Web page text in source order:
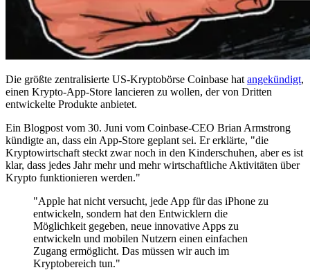
Die größte zentralisierte US-Kryptobörse Coinbase hat angekündigt,
einen Krypto-App-Store lancieren zu wollen, der von Dritten
entwickelte Produkte anbietet.
Ein Blogpost vom 30. Juni vom Coinbase-CEO Brian Armstrong
kündigte an, dass ein App-Store geplant sei. Er erklärte, "die
Kryptowirtschaft steckt zwar noch in den Kinderschuhen, aber es ist
klar, dass jedes Jahr mehr und mehr wirtschaftliche Aktivitäten über
Krypto funktionieren werden."
"Apple hat nicht versucht, jede App für das iPhone zu
entwickeln, sondern hat den Entwicklern die
Möglichkeit gegeben, neue innovative Apps zu
entwickeln und mobilen Nutzern einen einfachen
Zugang ermöglicht. Das müssen wir auch im
Kryptobereich tun."